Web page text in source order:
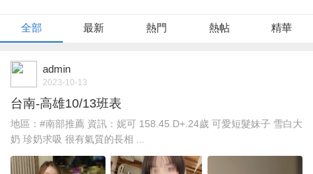
全部 最新 熱門 熱帖 精華
admin
2023-10-13
台南-高雄10/13班表
地區：#南部推薦 資訊：妮可 158.45.D+.24歲 可愛短髮妹子 雪白大
奶 珍奶求吸 很有氣質的長相 ...